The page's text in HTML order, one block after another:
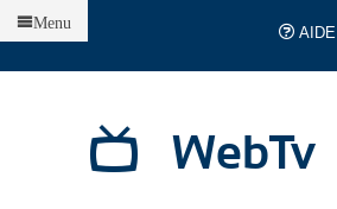
AIDE
WebTv
Menu